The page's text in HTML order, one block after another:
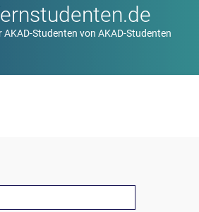
Studenten von AKAD-Studenten